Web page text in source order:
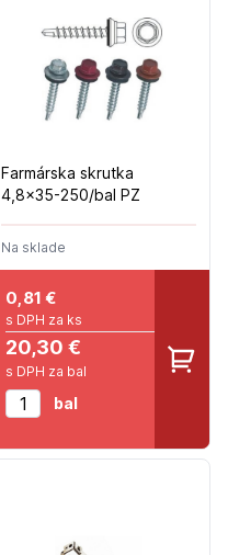
Farmárska skrutka
4,8x35-250/bal PZ
Na sklade
0,81 €
s DPH za ks
20,30 €
s DPH za bal
bal